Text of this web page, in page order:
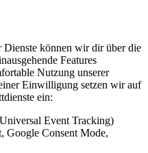
Dienste können wir dir über die
Features
Nutzung unserer
Einwilligung setzen wir auf
ein:
Event Tracking)
Google Consent Mode,